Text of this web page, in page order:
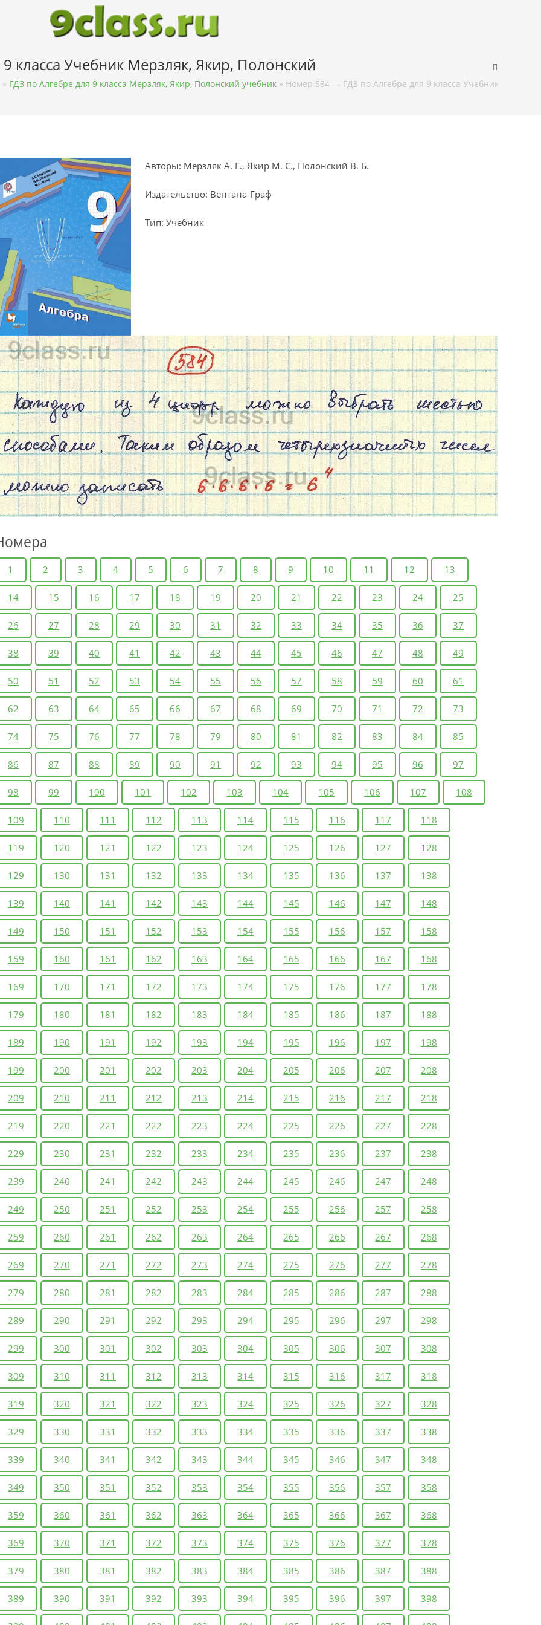
класса Учебник Мерзляк, Якир, Полонский
» ГДЗ по Алгебре для 9 класса Мерзляк, Якир, Полонский учебник » Номер 584 — ГДЗ по Алгебре для 9 класса Учебник
Авторы: Мерзляк А. Г., Якир М. С., Полонский В. Б.
Издательство: Вентана-Граф
Тип: Учебник
1 2 3 4 5 6 7 8 9 10 11 12 13
14 15 16 17 18 19 20 21 22 23 24 25
26 27 28 29 30 31 32 33 34 35 36 37
38 39 40 41 42 43 44 45 46 47 48 49
50 51 52 53 54 55 56 57 58 59 60 61
62 63 64 65 66 67 68 69 70 71 72 73
74 75 76 77 78 79 80 81 82 83 84 85
86 87 88 89 90 91 92 93 94 95 96 97
98 99 100 101 102 103 104 105 106 107 108
109 110 111 112 113 114 115 116 117 118
119 120 121 122 123 124 125 126 127 128
129 130 131 132 133 134 135 136 137 138
139 140 141 142 143 144 145 146 147 148
149 150 151 152 153 154 155 156 157 158
159 160 161 162 163 164 165 166 167 168
169 170 171 172 173 174 175 176 177 178
179 180 181 182 183 184 185 186 187 188
189 190 191 192 193 194 195 196 197 198
199 200 201 202 203 204 205 206 207 208
209 210 211 212 213 214 215 216 217 218
219 220 221 222 223 224 225 226 227 228
229 230 231 232 233 234 235 236 237 238
239 240 241 242 243 244 245 246 247 248
249 250 251 252 253 254 255 256 257 258
259 260 261 262 263 264 265 266 267 268
269 270 271 272 273 274 275 276 277 278
279 280 281 282 283 284 285 286 287 288
289 290 291 292 293 294 295 296 297 298
299 300 301 302 303 304 305 306 307 308
309 310 311 312 313 314 315 316 317 318
319 320 321 322 323 324 325 326 327 328
329 330 331 332 333 334 335 336 337 338
339 340 341 342 343 344 345 346 347 348
349 350 351 352 353 354 355 356 357 358
359 360 361 362 363 364 365 366 367 368
369 370 371 372 373 374 375 376 377 378
379 380 381 382 383 384 385 386 387 388
389 390 391 392 393 394 395 396 397 398